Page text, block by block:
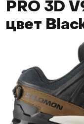
PRO 3D
цвет